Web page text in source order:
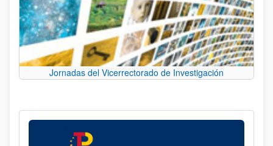
Jornadas del Vicerrectorado de Investigación